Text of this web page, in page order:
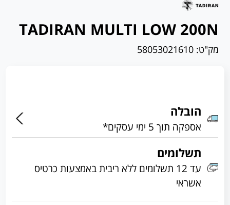
TADIRAN MULTI LOW 200N
מק"ט: 58053021610
הובלה
אספקה תוך 5 ימי עסקים*
תשלומים
עד 12 תשלומים ללא ריבית באמצעות כרטיס
אשראי